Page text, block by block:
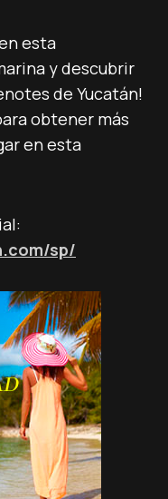
esta
y descubrir
de Yucatán!
obtener más
en esta
sp/